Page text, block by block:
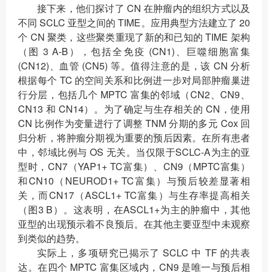
接下来，他们探讨了 CN 在肿瘤内的组织方式以及
不同 SCLC 亚型之间的 TIME。应用典型方法建立了 20
个 CN 聚类，这些聚类重现了新的和已知的 TIME 架构
（图 3 A-B），包括全免疫 (CN1)、巨噬细胞富集
(CN12)、血管 (CN5) 等。值得注意的是，该 CN 分析
根据每个 TC 的空间关系和比例进一步对局部肿瘤巢进
行分层，包括几个 MPTC 富集的邻域（CN2、CN9、
CN13 和 CN14）。为了确定与生存相关的 CN，使用
CN 比例作为变量进行了调整 TNM 分期的多元 Cox 回
归分析，将肿瘤分期视为重要的预后因素。在所有患者
中，邻域比例与 OS 无关。当仅限于SCLC-A为主的亚
型时，CN7（YAP1+ TC富集）、CN9（MPTC富集）
和CN10（NEUROD1+ TC富集）与预后较差显著相
关，而CN17（ASCL1+ TC富集）与生存率提高相关
（图3 B）。这表明，在ASCL1+为主的肿瘤中，其他
亚型的出现预示着不良预后。在其他主要亚型中未观察
到类似的趋势。
实际上，多项研究已揭示了 SCLC 中 TF 的共表
达。在四个 MPTC 富集区域内，CN9 是唯一与预后相